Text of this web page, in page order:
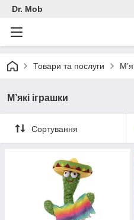
Dr. Mob
Товари та послуги
М’які іграшки
Сортування